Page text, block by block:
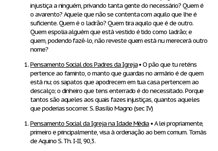
injustiça a ninguém, privando tanta gente do necessário? Quem é
o avarento? Aquele que não se contenta com aquilo que lhe é
suficiente. Quem é o ladrão? Quem tira aquilo que é de outro.
Quem espolia alguém que está vestido é tido como ladrão; e
quem, podendo fazê-lo, não reveste quem está nu merecerá outro
nome?
Pensamento Social dos Padres da Igreja• O pão que tu reténs
pertence ao faminto, o manto que guardas no armário é de quem
está nu; os sapatos que apodrecem em tua casa pertencem ao
descalço; o dinheiro que tens enterrado é do necessitado. Porque
tantos são aqueles aos quais fazes injustiças, quantos aqueles
que poderias socorrer. S. Basílio Magno (sec IV)
Pensamento Social da Igreja na Idade Média • A lei propriamente,
primeiro e principalmente, visa à ordenação ao bem comum. Tomás
de Aquino S. Th. I-II, 90,3.